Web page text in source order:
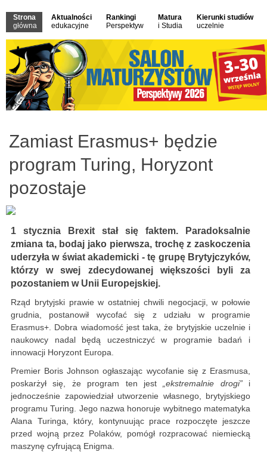
Strona
główna
Aktualności
edukacyjne
Rankingi
Perspektyw
Matura
i Studia
Kierunki studiów
uczelnie
Zamiast Erasmus+ będzie
program Turing, Horyzont
pozostaje
1 stycznia Brexit stał się faktem. Paradoksalnie
zmiana ta, bodaj jako pierwsza, trochę z zaskoczenia
uderzyła w świat akademicki - tę grupę Brytyjczyków,
którzy w swej zdecydowanej większości byli za
pozostaniem w Unii Europejskiej.
Rząd brytyjski prawie w ostatniej chwili negocjacji, w połowie
grudnia, postanowił wycofać się z udziału w programie
Erasmus+. Dobra wiadomość jest taka, że brytyjskie uczelnie i
naukowcy nadal będą uczestniczyć w programie badań i
innowacji Horyzont Europa.
Premier Boris Johnson ogłaszając wycofanie się z Erasmusa,
poskarżył się, że program ten jest„ekstremalnie drogi”i
jednocześnie zapowiedział utworzenie własnego, brytyjskiego
programu Turing. Jego nazwa honoruje wybitnego matematyka
Alana Turinga, który, kontynuując prace rozpoczęte jeszcze
przed wojną przez Polaków, pomógł rozpracować niemiecką
maszynę cyfrującą Enigma.